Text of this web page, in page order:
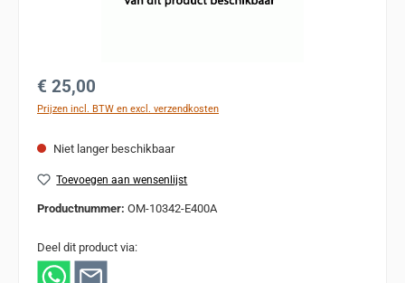
Normale prijs:
€ 25,00
Prijzen incl. BTW en excl. verzendkosten
Niet langer beschikbaar
Toevoegen aan wensenlijst
Productnummer: OM-10342-E400A
Deel dit product via: